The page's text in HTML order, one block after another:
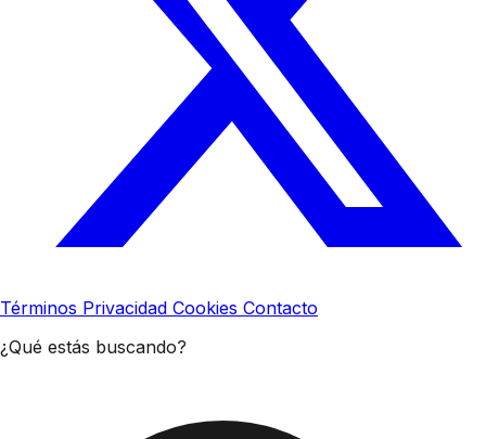
Términos Privacidad Cookies Contacto
¿Qué estás buscando?